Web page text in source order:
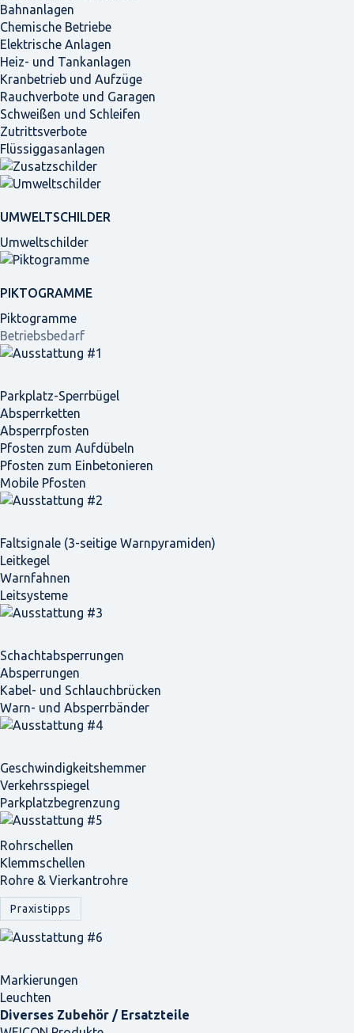
Bahnanlagen
Chemische Betriebe
Elektrische Anlagen
Heiz- und Tankanlagen
Kranbetrieb und Aufzüge
Rauchverbote und Garagen
Schweißen und Schleifen
Zutrittsverbote
Flüssiggasanlagen
UMWELTSCHILDER
Umweltschilder
PIKTOGRAMME
Piktogramme
Betriebsbedarf
Parkplatz-Sperrbügel
Absperrketten
Absperrpfosten
Pfosten zum Aufdübeln
Pfosten zum Einbetonieren
Mobile Pfosten
Faltsignale (3-seitige Warnpyramiden)
Leitkegel
Warnfahnen
Leitsysteme
Schacht­absperrungen
Absperrungen
Kabel- und Schlauchbrücken
Warn- und Absperrbänder
Geschwindigkeits­hemmer
Verkehrsspiegel
Parkplatz­begrenzung
Rohrschellen
Klemmschellen
Rohre & Vierkantrohre
Praxistipps
Markierungen
Leuchten
Diverses Zubehör / Ersatzteile